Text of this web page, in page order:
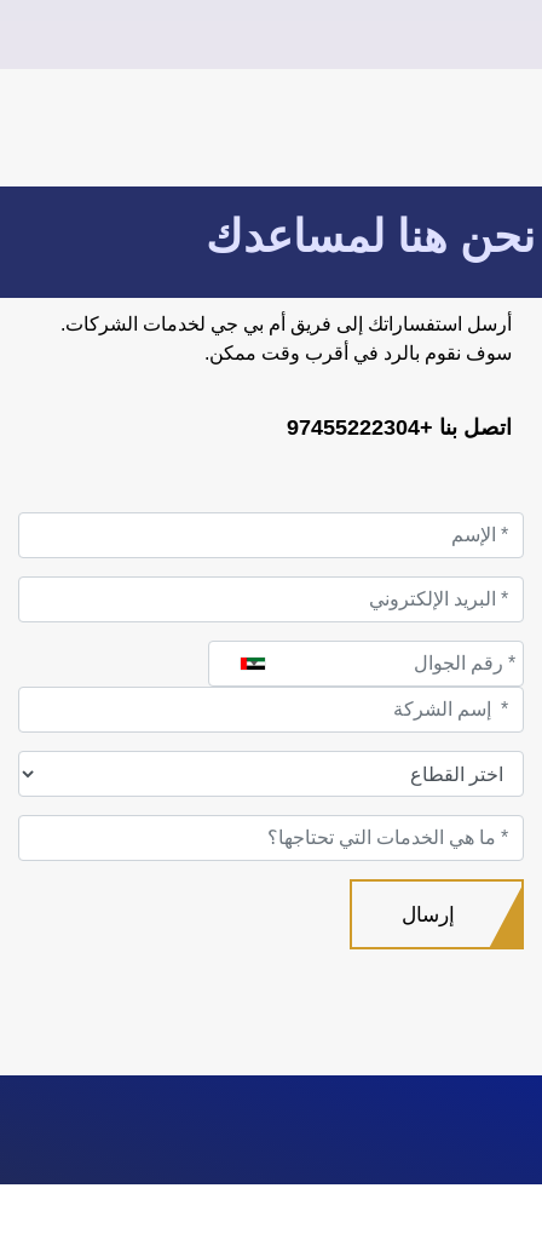
نحن هنا لمساعدك
أرسل استفساراتك إلى فريق أم بي جي لخدمات الشركات.
سوف نقوم بالرد في أقرب وقت ممكن.
اتصل بنا +97455222304